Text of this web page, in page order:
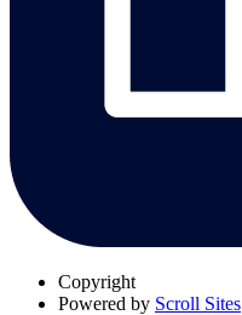
Copyright
Powered by Scroll Sites